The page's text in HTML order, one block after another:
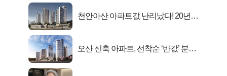
천안아산 아파트값 난리났다! 20년
오산 신축 아파트, 선착순 ‘반값’ 분양